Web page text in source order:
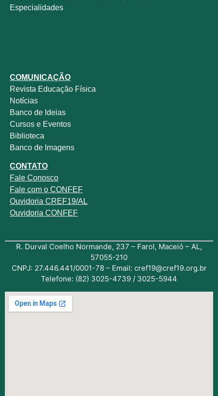
Especialidades
COMUNICAÇÃO
Revista Educação Física
Notícias
Banco de Ideias
Cursos e Eventos
Biblioteca
Banco de Imagens
CONTATO
Fale Conosco
Fale com o CONFEF
Ouvidoria CREF19/AL
Ouvidoria CONFEF
R. Durval Coelho Normande, 237 – Farol, Maceió – AL,
57055-210
CNPJ: 27.446.441/0001-78 – Email: cref19@cref19.org.br
Telefone: (82) 3025-4739 / 3025-5944